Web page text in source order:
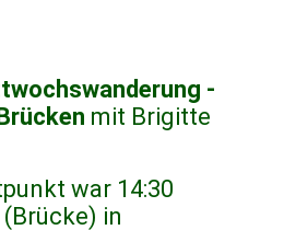
-
mit Brigitte
war 14:30
in